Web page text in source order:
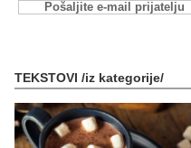
Pošaljite e-mail prijatelju
TEKSTOVI /iz kategorije/